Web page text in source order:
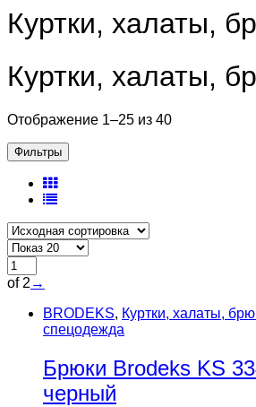
Куртки, халаты,
Куртки, халаты,
Отображение 1–25 из 40
Фильтры
of 2 →
BRODEKS, Куртки, халаты,
спецодежда
Брюки Brodeks KS
черный